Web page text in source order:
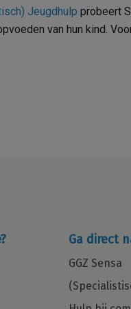
Jeugdhulp probeert
van hun kind.
Ga direct
GGZ Sensa